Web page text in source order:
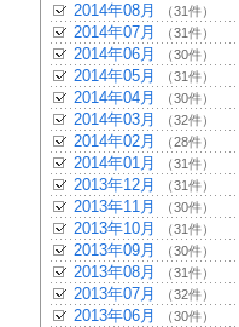
2014年08月 （31件）
2014年07月 （31件）
2014年06月 （30件）
2014年05月 （31件）
2014年04月 （30件）
2014年03月 （32件）
2014年02月 （28件）
2014年01月 （31件）
2013年12月 （31件）
2013年11月 （30件）
2013年10月 （31件）
2013年09月 （30件）
2013年08月 （31件）
2013年07月 （32件）
2013年06月 （30件）